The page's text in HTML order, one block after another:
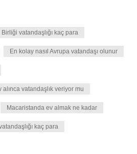
vatandaşlığı kaç para
En kolay nasıl Avrupa vatandaşı olunur
alınca vatandaşlık veriyor mu
Macaristanda ev almak ne kadar
kaç para